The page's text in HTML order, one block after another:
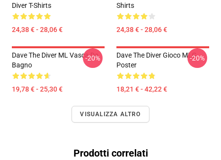
Diver T-Shirts
24,38 € - 28,06 €
Shirts
24,38 € - 28,06 €
Dave The Diver ML Vasca Da
Bagno
19,78 € - 25,30 €
-20%
Dave The Diver Gioco MLG
Poster
18,21 € - 42,22 €
-20%
VISUALIZZA ALTRO
Prodotti correlati